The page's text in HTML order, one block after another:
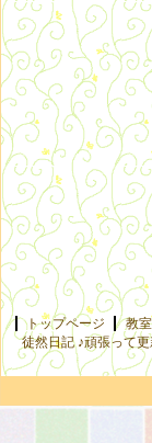
トップページ 教
徒然日記 ♪頑張って更